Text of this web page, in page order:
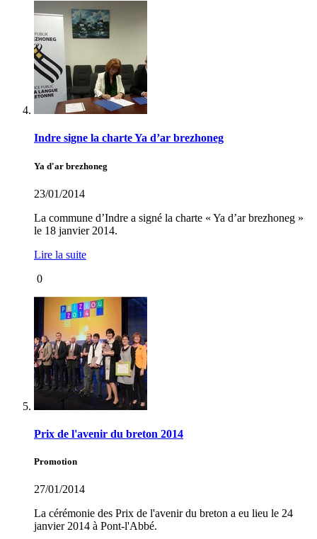
Indre signe la charte Ya d’ar brezhoneg
Ya d'ar brezhoneg
23/01/2014
La commune d’Indre a signé la charte « Ya d’ar brezhoneg »
le 18 janvier 2014.
Lire la suite
0
Prix de l'avenir du breton 2014
Promotion
27/01/2014
La cérémonie des Prix de l'avenir du breton a eu lieu le 24
janvier 2014 à Pont-l'Abbé.